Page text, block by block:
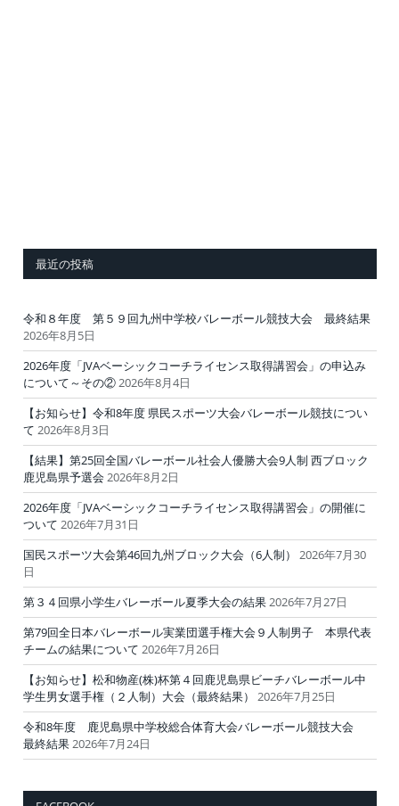
最近の投稿
令和８年度 第５９回九州中学校バレーボール競技大会 最終結果
2026年8月5日
2026年度「JVAベーシックコーチライセンス取得講習会」の申込み
について～その②2026年8月4日
【お知らせ】令和8年度 県民スポーツ大会バレーボール競技につい
て 2026年8月3日
【結果】第25回全国バレーボール社会人優勝大会9人制 西ブロック
鹿児島県予選会 2026年8月2日
2026年度「JVAベーシックコーチライセンス取得講習会」の開催に
ついて 2026年7月31日
国民スポーツ大会第46回九州ブロック大会（6人制）
2026年7月30
日
第３４回県小学生バレーボール夏季大会の結果2026年7月27日
第79回全日本バレーボール実業団選手権大会９人制男子 本県代表
チームの結果について 2026年7月26日
【お知らせ】松和物産(株)杯第４回鹿児島県ビーチバレーボール中
学生男女選手権（２人制）大会（最終結果）
2026年7月25日
令和8年度 鹿児島県中学校総合体育大会バレーボール競技大会
最終結果2026年7月24日